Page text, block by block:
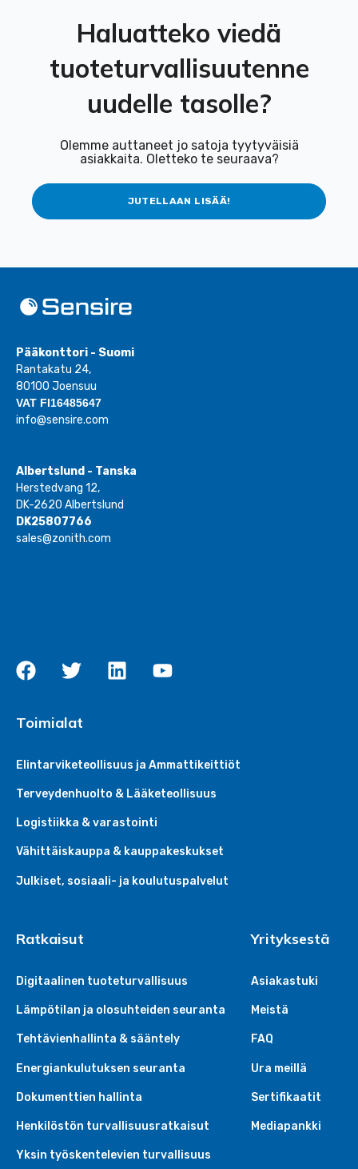
Haluatteko viedä
tuoteturvallisuutenne
uudelle tasolle?
Olemme auttaneet jo satoja tyytyväisiä
asiakkaita. Oletteko te seuraava?
JUTELLAAN LISÄÄ!
Pääkonttori - Suomi
Rantakatu 24,
80100 Joensuu
VAT FI16485647
info@sensire.com
Albertslund - Tanska
Herstedvang 12,
DK-2620 Albertslund
DK25807766
sales@zonith.com
Toimialat
Elintarviketeollisuus ja Ammattikeittiöt
Terveydenhuolto & Lääketeollisuus
Logistiikka & varastointi
Vähittäiskauppa & kauppakeskukset
Julkiset, sosiaali- ja koulutuspalvelut
Ratkaisut
Digitaalinen tuoteturvallisuus
Lämpötilan ja olosuhteiden seuranta
Tehtävienhallinta & sääntely
Energiankulutuksen seuranta
Dokumenttien hallinta
Henkilöstön turvallisuusratkaisut
Yksin työskentelevien turvallisuus
Yrityksestä
Asiakastuki
Meistä
FAQ
Ura meillä
Sertifikaatit
Mediapankki